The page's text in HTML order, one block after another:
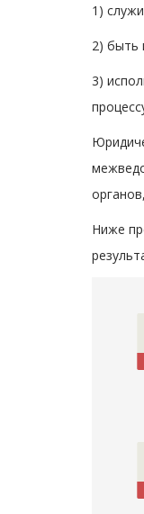
1)
2) быть
3)
Ниже